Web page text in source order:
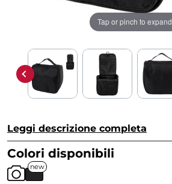
Tap or pinch to expand
Leggi descrizione completa
Colori disponibili
new